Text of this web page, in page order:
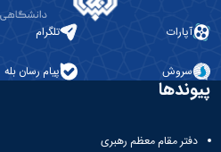
آپارات تلگرام
سروش پیام رسان بله
پیوندها
دفتر مقام معظم رهبری